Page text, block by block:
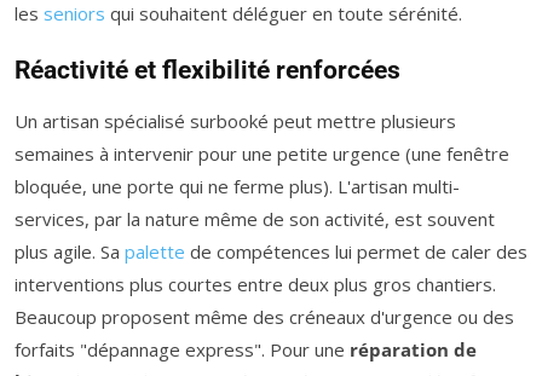
les seniors qui souhaitent déléguer en toute sérénité.
Réactivité et flexibilité renforcées
Un artisan spécialisé surbooké peut mettre plusieurs
semaines à intervenir pour une petite urgence (une fenêtre
bloquée, une porte qui ne ferme plus). L'artisan multi-
services, par la nature même de son activité, est souvent
plus agile. Sa palette de compétences lui permet de caler des
interventions plus courtes entre deux plus gros chantiers.
Beaucoup proposent même des créneaux d'urgence ou des
forfaits "dépannage express". Pour une réparation de